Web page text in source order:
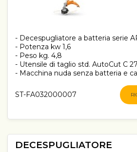
- Decespugliatore a batteria serie
- Potenza kw 1,6
- Peso kg. 4,8
- Utensile di taglio std. AutoCut C
- Macchina nuda senza batteria e
ST-FA032000007
DECESPUGLIATORE